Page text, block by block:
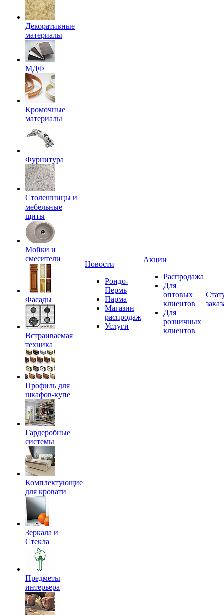
Декоративные
материалы
МДФ
Кромочные
материалы
Фурнитура
Столешницы и
мебельные
щиты
Мойки и
смесители
Фасады
Встраиваемая
техника
Профиль для
шкафов-купе
Гардеробные
системы
Комплектующие
для кровати
Зеркала и
Стекла
Предметы
интерьера
Новости
Рондо-
Пермь
Парма
Магазин
распродаж
Услуги
Акции
Распродажа
Для
оптовых
клиентов
Для
розничных
клиентов